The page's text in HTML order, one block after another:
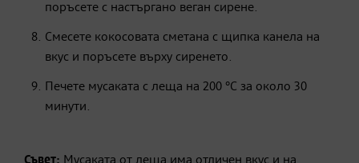
поръсете с настъргано веган сирене.
Смесете кокосовата сметана с щипка канела на
вкус и поръсете върху сиренето.
Печете мусаката с леща на 200 °C за около 30
минути.
Съвет: Мусаката от леща има отличен вкус и на